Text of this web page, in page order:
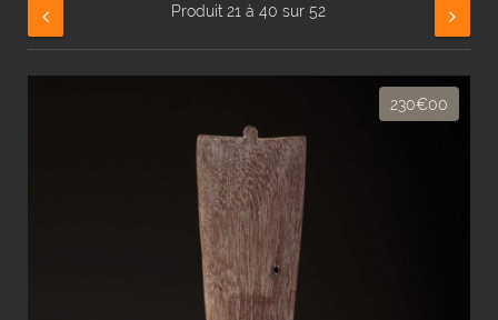
Produit 21 à 40 sur 52
230€00